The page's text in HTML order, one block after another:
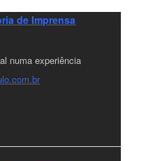
de Imprensa
numa experiência